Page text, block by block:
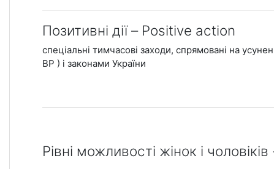
Позитивні дії – Positive action
спеціальні тимчасові заходи, спрямовані на
ВР ) і законами України
Рівні можливості жінок і